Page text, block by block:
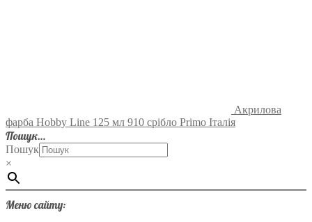
Акрилова
фарба Hobby Line 125 мл 910 срібло Primo Італія
Пошук…
Пошук
×
Меню сайту: